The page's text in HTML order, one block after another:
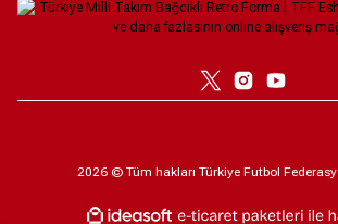
Türkiye Milli Takım Nike 2026 Deplasman Taraftar Forması -
2026 © Tüm hakları Türkiye Futbol
ideasoft e-